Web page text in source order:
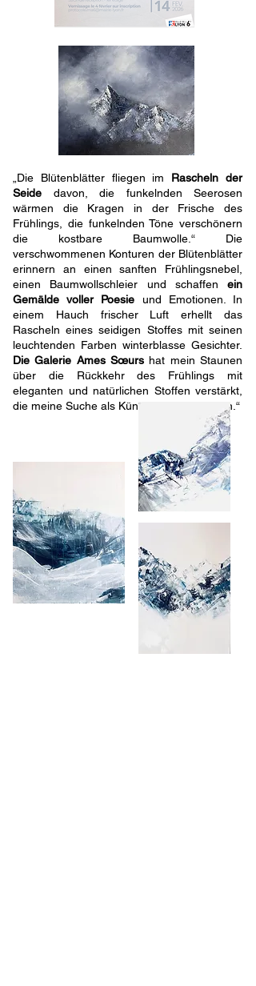
„Die Blütenblätter fliegen im Rascheln der
Seide davon, die funkelnden Seerosen
wärmen die Kragen in der Frische des
Frühlings, die funkelnden Töne verschönern
die kostbare Baumwolle.“ Die
verschwommenen Konturen der Blütenblätter
erinnern an einen sanften Frühlingsnebel,
einen Baumwollschleier und schaffen ein
Gemälde voller Poesie und Emotionen. In
einem Hauch frischer Luft erhellt das
Rascheln eines seidigen Stoffes mit seinen
leuchtenden Farben winterblasse Gesichter.
Die Galerie Ames Sœurs hat mein Staunen
über die Rückkehr des Frühlings mit
eleganten und natürlichen Stoffen verstärkt,
die meine Suche als Künstler widerspiegeln.“